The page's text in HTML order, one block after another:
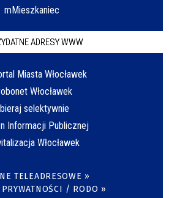
mMieszkaniec
ADRESY WWW
Miasta Włocławek
Włocławek
selektywnie
Informacji Publicznej
Włocławek
TELEADRESOWE »
/ RODO »